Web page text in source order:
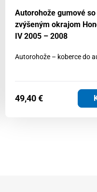
Autorohože gumové so
zvýšeným okrajom
IV 2005 – 2008
Autorohože – koberce do
49,40€